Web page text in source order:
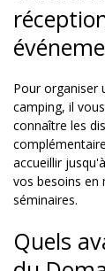
Pour organiser
camping, il
connaître les
accueillir
vos besoins en
séminaires.
Quels